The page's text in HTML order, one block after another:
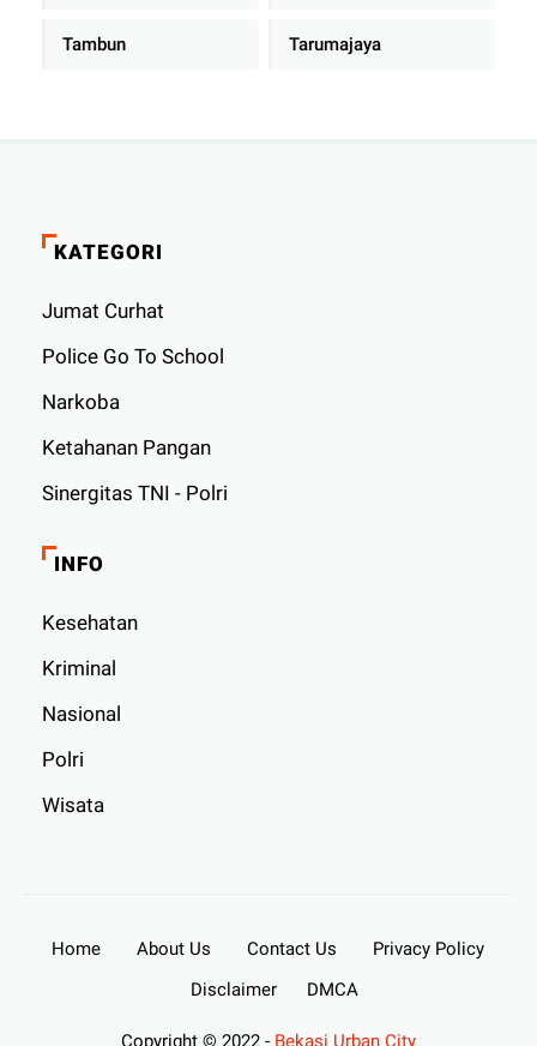
Tambun Tarumajaya
KATEGORI
Jumat Curhat
Police Go To School
Narkoba
Ketahanan Pangan
Sinergitas TNI - Polri
INFO
Kesehatan
Kriminal
Nasional
Polri
Wisata
Home About Us Contact Us
Privacy Policy
Disclaimer
DMCA
Copyright © 2022 - Bekasi Urban City